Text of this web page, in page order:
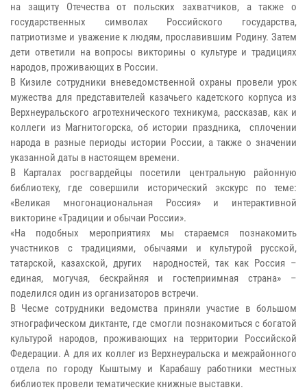
на защиту Отечества от польских захватчиков, а также о
государственных символах Российского государства,
патриотизме и уважение к людям, прославившим Родину. Затем
дети ответили на вопросы викторины о культуре и традициях
народов, проживающих в России.
В Кизиле сотрудники вневедомственной охраны провели урок
мужества для представителей казачьего кадетского корпуса из
Верхнеуральского агротехнического техникума, рассказав, как и
коллеги из Магнитогорска, об истории праздника, сплочении
народа в разные периоды истории России, а также о значении
указанной даты в настоящем времени.
В Карталах росгвардейцы посетили центральную районную
библиотеку, где совершили исторический экскурс по теме:
«Великая многонациональная Россия» и интерактивной
викторине «Традиции и обычаи России».
«На подобных мероприятиях мы стараемся познакомить
участников с традициями, обычаями и культурой русской,
татарской, казахской, других народностей, так как Россия –
единая, могучая, бескрайняя и гостеприимная страна» –
поделился один из организаторов встречи.
В Чесме сотрудники ведомства приняли участие в большом
этнографическом диктанте, где смогли познакомиться с богатой
культурой народов, проживающих на территории Российской
Федерации. А для их коллег из Верхнеуральска и межрайонного
отдела по городу Кыштыму и Карабашу работники местных
библиотек провели тематические книжные выставки.